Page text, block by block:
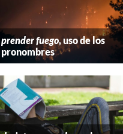
prender fuego, uso de los
pronombres